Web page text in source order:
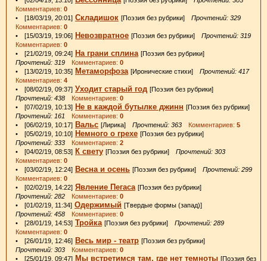
Комментариев: 0
• [18/03/19, 20:01] Складишок [Поэзия без рубрики] Прочтений: 329
Комментариев: 0
• [15/03/19, 19:06] Невозвратное [Поэзия без рубрики] Прочтений: 319
Комментариев: 0
• [21/02/19, 09:24] На грани сплина [Поэзия без рубрики]
Прочтений: 319 Комментариев: 0
• [13/02/19, 10:35] Метаморфоза [Иронические стихи] Прочтений: 417
Комментариев: 4
• [08/02/19, 09:37] Уходит старый год [Поэзия без рубрики]
Прочтений: 438 Комментариев: 0
• [07/02/19, 10:13] Не в каждой бутылке джинн [Поэзия без рубрики]
Прочтений: 161 Комментариев: 0
• [06/02/19, 10:17] Вальс [Лирика] Прочтений: 363 Комментариев: 5
• [05/02/19, 10:10] Немного о грехе [Поэзия без рубрики]
Прочтений: 333 Комментариев: 2
• [04/02/19, 08:53] К свету [Поэзия без рубрики] Прочтений: 303
Комментариев: 0
• [03/02/19, 12:24] Весна и осень [Поэзия без рубрики] Прочтений: 299
Комментариев: 0
• [02/02/19, 14:22] Явление Пегаса [Поэзия без рубрики]
Прочтений: 282 Комментариев: 0
• [01/02/19, 11:34] Одержимый [Твердые формы (запад)]
Прочтений: 458 Комментариев: 0
• [28/01/19, 14:53] Тройка [Поэзия без рубрики] Прочтений: 289
Комментариев: 0
• [26/01/19, 12:46] Весь мир - театр [Поэзия без рубрики]
Прочтений: 303 Комментариев: 0
• [25/01/19, 09:47] Мы встретимся там, где нет темноты [Поэзия без